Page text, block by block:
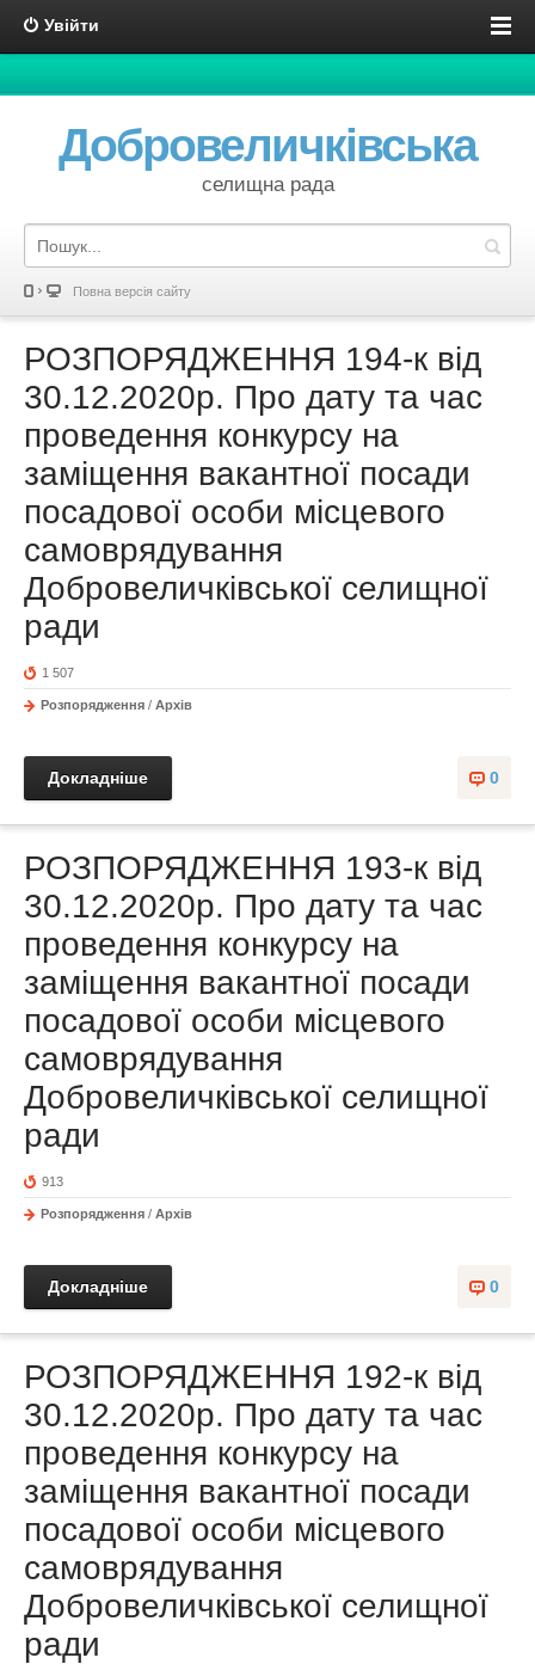
Увійти
Добровеличківська
селищна рада
Повна версія сайту
РОЗПОРЯДЖЕННЯ 194-к від
30.12.2020р. Про дату та час
проведення конкурсу на
заміщення вакантної посади
посадової особи місцевого
самоврядування
Добровеличківської селищної
ради
1 507
Розпорядження / Архів
0
Докладніше
РОЗПОРЯДЖЕННЯ 193-к від
30.12.2020р. Про дату та час
проведення конкурсу на
заміщення вакантної посади
посадової особи місцевого
самоврядування
Добровеличківської селищної
ради
913
Розпорядження / Архів
0
Докладніше
РОЗПОРЯДЖЕННЯ 192-к від
30.12.2020р. Про дату та час
проведення конкурсу на
заміщення вакантної посади
посадової особи місцевого
самоврядування
Добровеличківської селищної
ради